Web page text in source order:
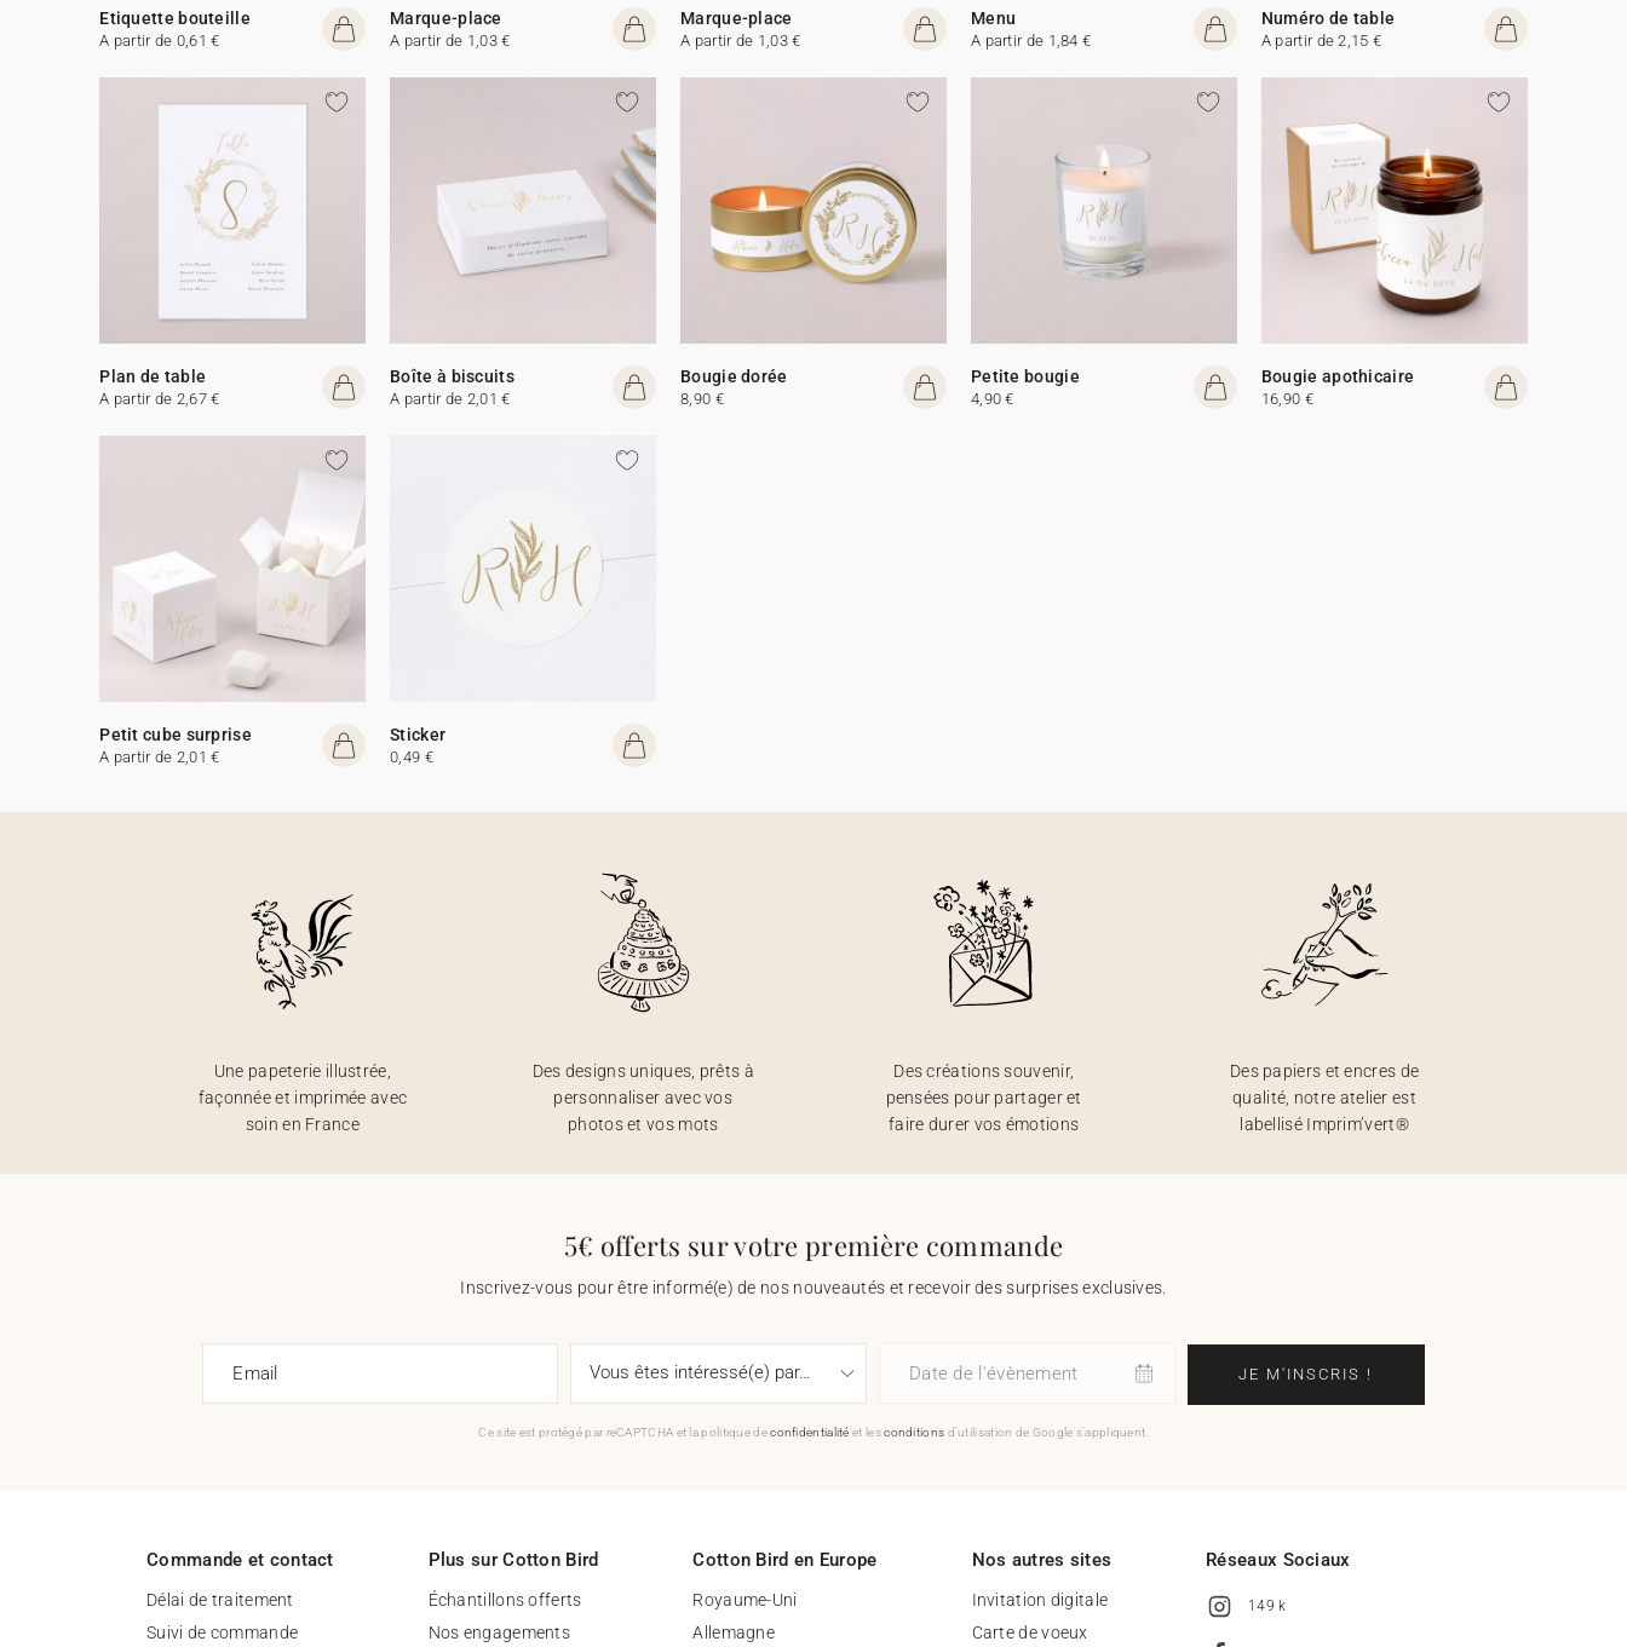
Etiquette bouteille
A partir de 0,61 €
Marque-place
A partir de 1,03 €
Marque-place
A partir de 1,03 €
Menu
A partir de 1,84 €
Numéro de table
A partir de 2,15 €
Plan de table
A partir de 2,67 €
Boîte à biscuits
A partir de 2,01 €
Bougie dorée
8,90 €
Petite bougie
4,90 €
Bougie apothicaire
16,90 €
Petit cube surprise
A partir de 2,01 €
Sticker
0,49 €
Une papeterie illustrée,
façonnée et imprimée avec
soin en France
Des designs uniques, prêts à
personnaliser avec vos
photos et vos mots
Des créations souvenir,
pensées pour partager et
faire durer vos émotions
Des papiers et encres de
qualité, notre atelier est
labellisé Imprim’vert®
5€ offerts sur votre première commande
Inscrivez-vous pour être informé(e) de nos nouveautés et recevoir des surprises exclusives.
Email Date de l'évènement JE M'INSCRIS !
Ce site est protégé par reCAPTCHA et la politique deconfidentialité et lesconditions d'utilisation de Google s'appliquent.
Commande et contact
Délai de traitement
Suivi de commande
Plus sur Cotton Bird
Échantillons offerts
Nos engagements
Cotton Bird en Europe
Royaume-Uni
Allemagne
Nos autres sites
Invitation digitale
Carte de voeux
Réseaux Sociaux
149 k